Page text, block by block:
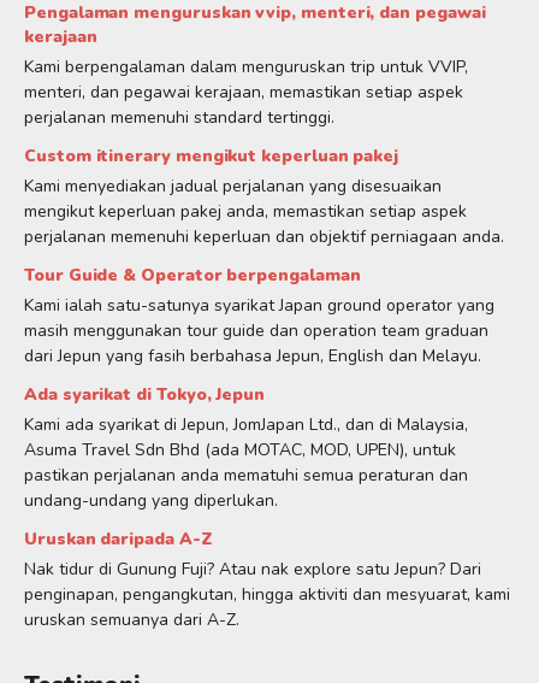
Pengalaman menguruskan vvip, menteri, dan pegawai
kerajaan
Kami berpengalaman dalam menguruskan trip untuk VVIP,
menteri, dan pegawai kerajaan, memastikan setiap aspek
perjalanan memenuhi standard tertinggi.
Custom itinerary mengikut keperluan pakej
Kami menyediakan jadual perjalanan yang disesuaikan
mengikut keperluan pakej anda, memastikan setiap aspek
perjalanan memenuhi keperluan dan objektif perniagaan anda.
Tour Guide & Operator berpengalaman
Kami ialah satu-satunya syarikat Japan ground operator yang
masih menggunakan tour guide dan operation team graduan
dari Jepun yang fasih berbahasa Jepun, English dan Melayu.
Ada syarikat di Tokyo, Jepun
Kami ada syarikat di Jepun, JomJapan Ltd., dan di Malaysia,
Asuma Travel Sdn Bhd (ada MOTAC, MOD, UPEN), untuk
pastikan perjalanan anda mematuhi semua peraturan dan
undang-undang yang diperlukan.
Uruskan daripada A-Z
Nak tidur di Gunung Fuji? Atau nak explore satu Jepun? Dari
penginapan, pengangkutan, hingga aktiviti dan mesyuarat, kami
uruskan semuanya dari A-Z.